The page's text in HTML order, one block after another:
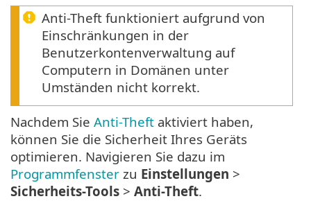
Anti-Theft funktioniert aufgrund von
Einschränkungen in der
Benutzerkontenverwaltung auf
Computern in Domänen unter
Umständen nicht korrekt.
Nachdem Sie Anti-Theft aktiviert haben,
können Sie die Sicherheit Ihres Geräts
optimieren. Navigieren Sie dazu im
Programmfenster zu Einstellungen >
Sicherheits-Tools > Anti-Theft.